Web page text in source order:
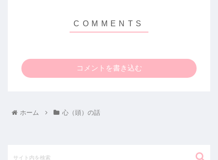
コメントを書き込む
ホーム 心（頭）の話